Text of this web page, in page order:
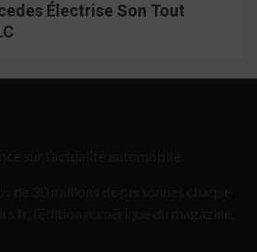
Électrise Son Tout